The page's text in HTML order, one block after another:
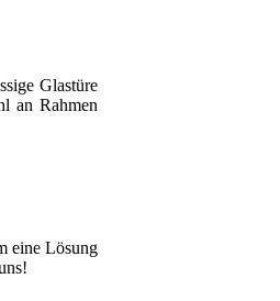
Glastüre
an Rahmen
eine Lösung